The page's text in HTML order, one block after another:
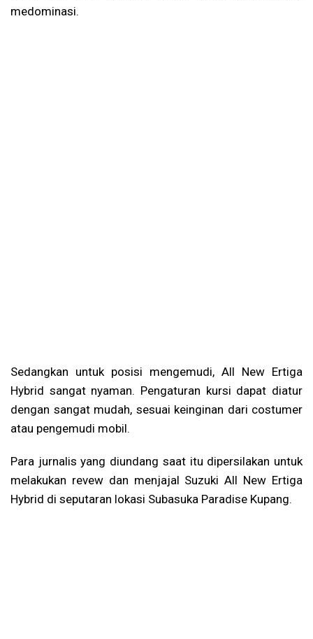
medominasi.
Sedangkan untuk posisi mengemudi, All New Ertiga
Hybrid sangat nyaman. Pengaturan kursi dapat diatur
dengan sangat mudah, sesuai keinginan dari costumer
atau pengemudi mobil.
Para jurnalis yang diundang saat itu dipersilakan untuk
melakukan revew dan menjajal Suzuki All New Ertiga
Hybrid di seputaran lokasi Subasuka Paradise Kupang.